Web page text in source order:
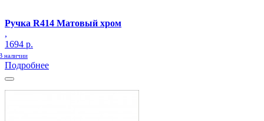
Ручка R414 Матовый хром
,
1694 р.
наличии
Подробнее